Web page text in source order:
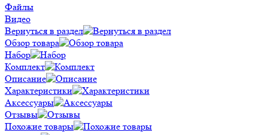
Файлы
Видео
Вернуться в раздел
Обзор товара
Набор
Комплект
Описание
Характеристики
Аксессуары
Отзывы
Похожие товары